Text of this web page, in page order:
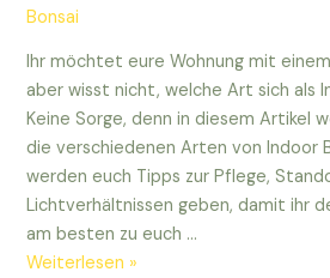
Bonsai
Ihr möchtet eure Wohnung mit
aber wisst nicht, welche Art sich als
Keine Sorge, denn in diesem Artikel
die verschiedenen Arten von Indoor
werden euch Tipps zur Pflege,
Lichtverhältnissen geben, damit ihr
am besten zu euch …
Sucht
Weiterlesen »